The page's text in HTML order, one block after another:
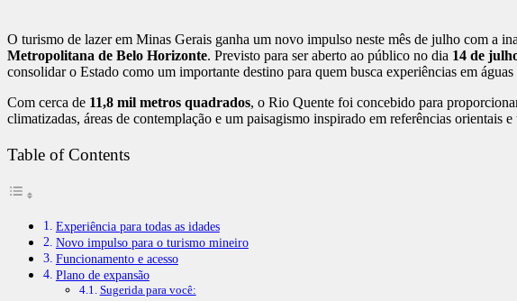
O turismo de lazer em Minas Gerais ganha um novo impulso neste mês de julho com a
Metropolitana de Belo Horizonte. Previsto para ser aberto ao público no dia 14 de
consolidar o Estado como um importante destino para quem busca experiências em águas
Com cerca de 11,8 mil metros quadrados, o Rio Quente foi concebido para
climatizadas, áreas de contemplação e um paisagismo inspirado em referências
Table of Contents
Experiência para todas as idades
Novo impulso para o turismo mineiro
Funcionamento e acesso
Plano de expansão
Sugerida para você: